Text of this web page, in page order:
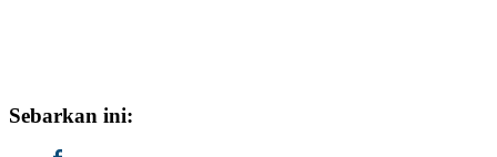
Sebarkan ini: